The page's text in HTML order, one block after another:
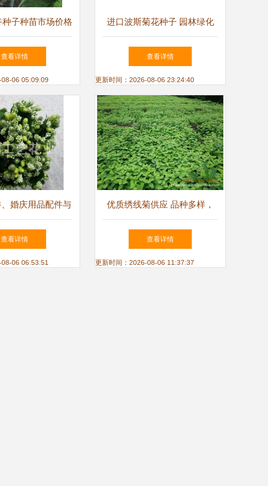
子种苗市场价格
发趋势分析
查看详情
06 05:09:09
进口波斯菊花种子 园林绿化
与景观花海的理想选择
查看详情
更新时间：2026-08-06 23:24:40
婚庆用品配件与
件的选择指南 玻
直销价格与花卉
查看详情
06 06:53:51
优质绣线菊供应 品种多样，
价格实惠，尽在农苗网
查看详情
更新时间：2026-08-06 11:37:37